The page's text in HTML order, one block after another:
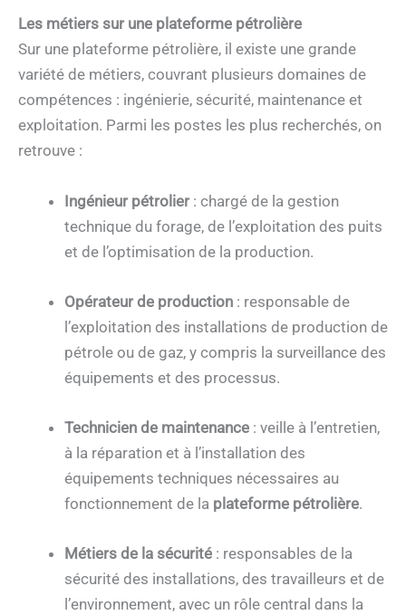
Les métiers sur une plateforme pétrolière
Sur une plateforme pétrolière, il existe une grande
variété de métiers, couvrant plusieurs domaines de
compétences : ingénierie, sécurité, maintenance et
exploitation. Parmi les postes les plus recherchés, on
retrouve :
Ingénieur pétrolier: chargé de la gestion
technique du forage, de l’exploitation des puits
et de l’optimisation de la production.
Opérateur de production : responsable de
l’exploitation des installations de production de
pétrole ou de gaz, y compris la surveillance des
équipements et des processus.
Technicien de maintenance : veille à l’entretien,
à la réparation et à l’installation des
équipements techniques nécessaires au
fonctionnement de la plateforme pétrolière.
Métiers de la sécurité : responsables de la
sécurité des installations, des travailleurs et de
l’environnement, avec un rôle central dans la